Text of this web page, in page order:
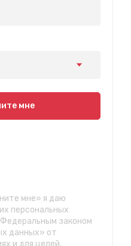
мне
мне» я даю
персональных
законом
данных» от
и для целей,